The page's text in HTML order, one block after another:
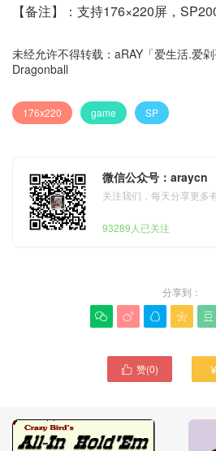
【备注】：支持176×220屏，
未经允许不得转载： aRAY「爱生活.爱剁
Dragonball
176x220 game SP
微信公众号：araycn
关注我们，每天分享更多
93289人已关注
分享到：
    
 赞(0) 